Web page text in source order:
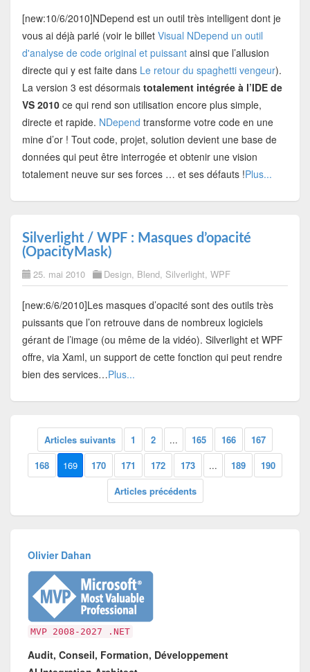
[new:10/6/2010]NDepend est un outil très intelligent dont je
vous ai déjà parlé (voir le billet Visual NDepend un outil
d'analyse de code original et puissantainsi que l’allusion
directe qui y est faite dans Le retour du spaghetti vengeur).
La version 3 est désormaistotalement intégrée à l’IDE de
VS 2010ce qui rend son utilisation encore plus simple,
directe et rapide. NDepend transforme votre code en une
mine d’or ! Tout code, projet, solution devient une base de
données qui peut être interrogée et obtenir une vision
totalement neuve sur ses forces … et ses défauts !Plus...
Silverlight / WPF : Masques d’opacité
(OpacityMask)
25. mai 2010 Design, Blend, Silverlight, WPF
[new:6/6/2010]Les masques d’opacité sont des outils très
puissants que l’on retrouve dans de nombreux logiciels
gérant de l’image (ou même de la vidéo). Silverlight et WPF
offre, via Xaml, un support de cette fonction qui peut rendre
bien des services…Plus...
Articles suivants 1 2 ... 165 166
167
168
169 170 171 172 173 ... 189
190
Articles précédents
Olivier Dahan
MVP 2008-2027 .NET
Audit, Conseil, Formation, Développement